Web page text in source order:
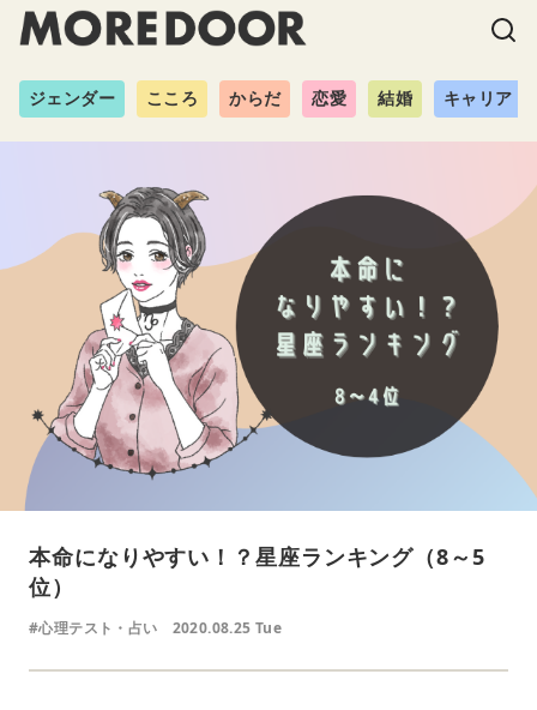
ジェンダー こころ からだ 恋愛 結婚 キャリア
本命になりやすい！？星座ランキング（8～5
位）
#心理テスト・占い 2020.08.25 Tue